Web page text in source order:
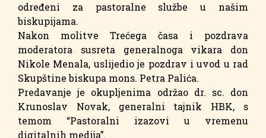
određeni za pastoralne službe u našim
biskupijama.
Nakon molitve Trećega časa i pozdrava
moderatora susreta generalnoga vikara don
Nikole Menala, uslijedio je pozdrav i uvod u rad
Skupštine biskupa mons. Petra Palića.
Predavanje je okupljenima održao dr. sc. don
Krunoslav Novak, generalni tajnik HBK, s
temom “Pastoralni izazovi u vremenu
digitalnih medija”.